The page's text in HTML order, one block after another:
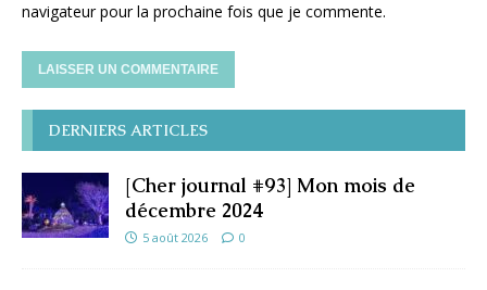
navigateur pour la prochaine fois que je commente.
DERNIERS ARTICLES
[Cher journal #93] Mon mois de
décembre 2024
5 août 2026 0